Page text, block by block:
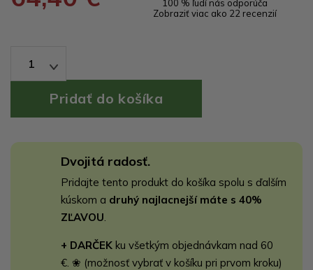
100 % ľudí nás odporúča
Zobraziť viac ako 22 recenzií
1
Dvojitá radosť.
Pridajte tento produkt do košíka spolu s ďalším
kúskom a druhý najlacnejší máte s 40%
ZĽAVOU
+ DARČEK ku všetkým objednávkam nad 60
€. ❀ (možnosť vybrať v košíku pri prvom kroku)